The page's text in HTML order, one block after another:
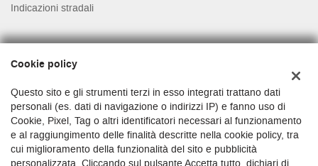
Indicazioni stradali
Dati fiscali:
Via Matteotti, 47, Bozzolo (MN)
C.F/P.IVA: 01481530200
Registro delle imprese:MN
Cookie policy
Questo sito e gli strumenti terzi in esso integrati trattano dati
personali (es. dati di navigazione o indirizzi IP) e fanno uso di
Cookie, Pixel, Tag o altri identificatori necessari al funzionamento
e al raggiungimento delle finalità descritte nella cookie policy, tra
cui miglioramento della funzionalità del sito e pubblicità